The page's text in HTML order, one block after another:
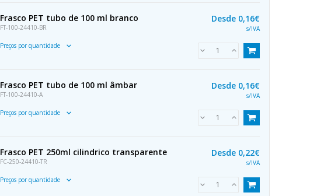
Frasco PET tubo de 100 ml branco
FT-100-24410-BR
Preços por quantidade
Desde 0,16€
s/IVA
Frasco PET tubo de 100 ml âmbar
FT-100-24410-A
Preços por quantidade
Desde 0,16€
s/IVA
Frasco PET 250ml cilindrico transparente
FC-250-24410-TR
Preços por quantidade
Desde 0,22€
s/IVA